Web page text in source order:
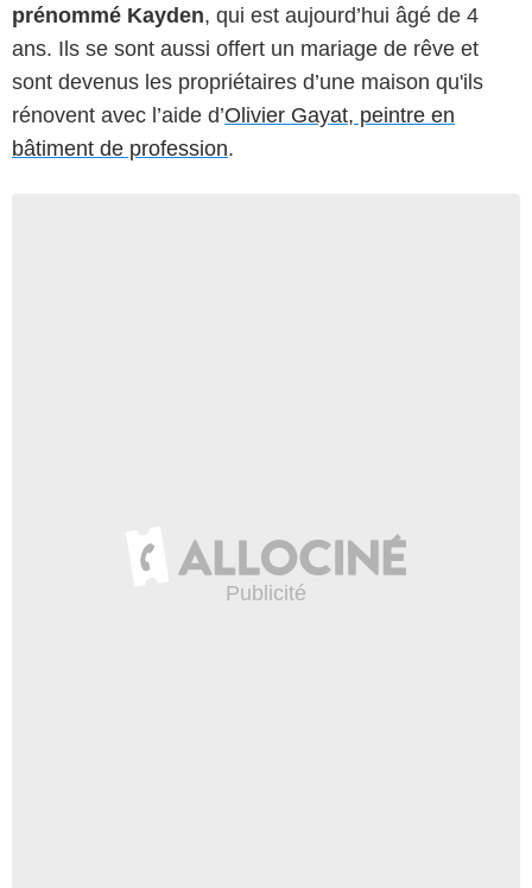
prénommé Kayden, qui est aujourd’hui âgé de 4
ans. Ils se sont aussi offert un mariage de rêve et
sont devenus les propriétaires d’une maison qu'ils
rénovent avec l’aide d’Olivier Gayat, peintre en
bâtiment de profession.